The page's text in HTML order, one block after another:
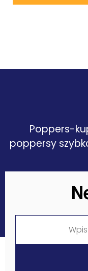
Poppers-
poppersy